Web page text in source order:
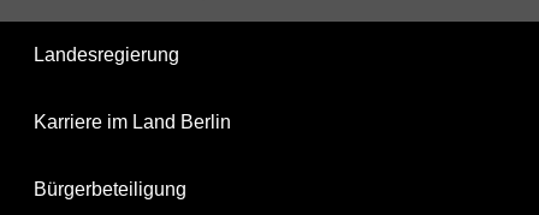
Landesregierung
Karriere im Land Berlin
Bürgerbeteiligung